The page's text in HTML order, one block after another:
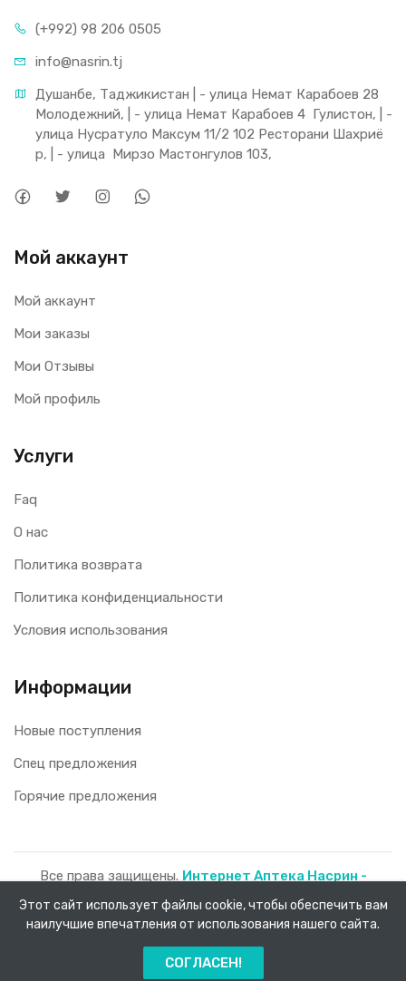
Каталог
(+992) 98 206 0505
info@nasrin.tj
Душанбе, Таджикистан | - улица Немат Карабоев 28
Молодежний, | - улица Немат Карабоев 4  Гулистон, | -
улица Нусратуло Максум 11/2 102 Ресторани Шахриё
р, | - улица  Мирзо Мастонгулов 103,
Мой аккаунт
Мой аккаунт
Мои заказы
Мои Отзывы
Мой профиль
Услуги
Faq
О нас
Политика возврата
Политика конфиденциальности
Условия использования
Информации
Новые поступления
Спец предложения
Горячие предложения
Все права защищены. Интернет Аптека Насрин -
доставка лекарств на дом!2026.
Этот сайт использует файлы cookie, чтобы обеспечить вам
наилучшие впечатления от использования нашего сайта.
СОГЛАСЕН!